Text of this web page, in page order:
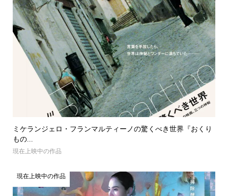
ミケランジェロ・フランマルティーノの驚くべき世界『おくり
もの...
現在上映中の作品
現在上映中の作品